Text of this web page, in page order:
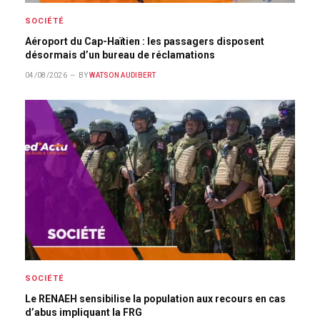
SOCIÉTÉ
Aéroport du Cap-Haïtien : les passagers disposent
désormais d’un bureau de réclamations
04/08/2026 BY WATSON AUDIBERT
SOCIÉTÉ
Le RENAEH sensibilise la population aux recours en cas
d’abus impliquant la FRG